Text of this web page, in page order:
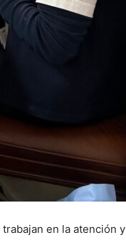
en la atención y